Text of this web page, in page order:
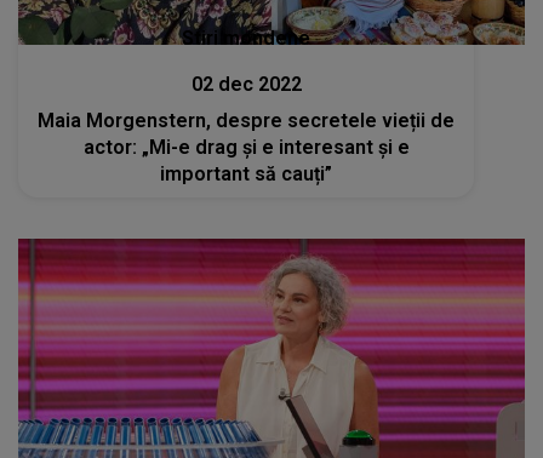
Stiri mondene
02 dec 2022
Maia Morgenstern, despre secretele vieții de
actor: „Mi-e drag și e interesant și e
important să cauți”